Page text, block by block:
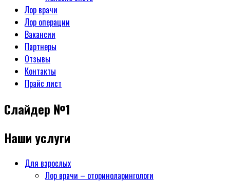
Лор врачи
Лор операции
Вакансии
Партнеры
Отзывы
Контакты
Прайс лист
Слайдер №1
Наши услуги
Для взрослых
Лор врачи – оториноларингологи